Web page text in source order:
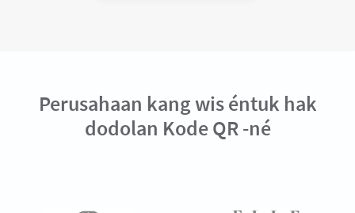
Perusahaan kang wis éntuk hak
dodolan Kode QR -né